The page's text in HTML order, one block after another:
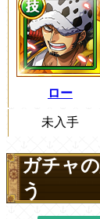
ロー
未入手
ガチャ
う